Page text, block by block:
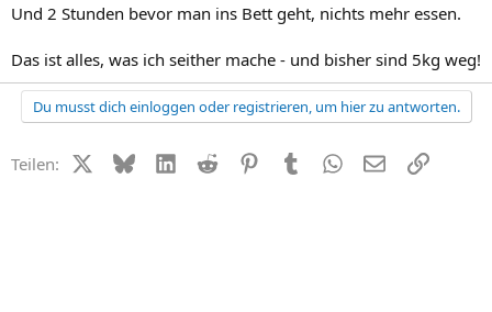
Und 2 Stunden bevor man ins Bett geht, nichts mehr essen.
Das ist alles, was ich seither mache - und bisher sind 5kg weg!
Du musst dich einloggen oder registrieren, um hier zu antworten.
Teilen: X (Twitter)
BlueskyLinkedIn
Reddit PinterestTumblr WhatsApp
E-MailLink